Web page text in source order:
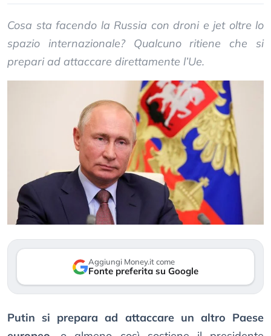
Cosa sta facendo la Russia con droni e jet oltre lo
spazio internazionale? Qualcuno ritiene che si
prepari ad attaccare direttamente l’Ue.
Aggiungi Money.it come
Fonte preferita su Google
Putin si prepara ad attaccare un altro Paese